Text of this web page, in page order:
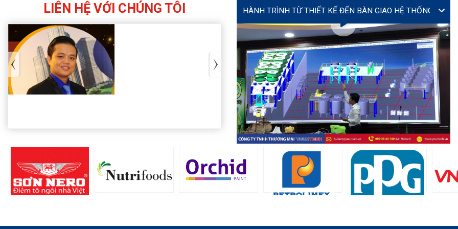
LIÊN HỆ VỚI CHÚNG TÔI
MR.HÙNG (HUBERT)
hubert@yourtech.vn
MS. TÚ (JENNY)
director@yourtech.vn
+84 90 33 44 062 +84 90 33 44 062
VIDEO
Lễ ký kết hợp tác giữa Yourtech và Tây Đô Long An tại
Coating Expo 2026